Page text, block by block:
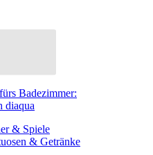
Badezimmer:
diaqua
& Spiele
& Getränke